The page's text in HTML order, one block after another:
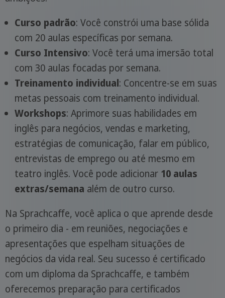
Curso padrão: Você constrói uma base sólida
com 20 aulas específicas por semana.
Curso Intensivo: Você terá uma imersão total
com 30 aulas focadas por semana.
Treinamento individual: Concentre-se em suas
metas pessoais com treinamento individual.
Workshops: Aprimore suas habilidades em
inglês para negócios, vendas e marketing,
estratégias de comunicação, falar em público,
entrevistas de emprego ou até mesmo em
teatro inglês. Você pode adicionar 10 aulas
extras/semana além de outro curso.
Na Sprachcaffe, você aplica o que aprende desde
o primeiro dia - em reuniões, negociações e
apresentações que espelham situações de
negócios da vida real. Seu sucesso é certificado
com um diploma da Sprachcaffe, e também
oferecemos preparação para certificados